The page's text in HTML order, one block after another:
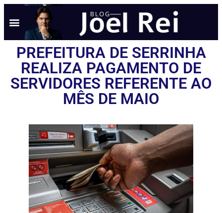
PREFEITURA DE SERRINHA
REALIZA PAGAMENTO DE
SERVIDORES REFERENTE AO
MÊS DE MAIO